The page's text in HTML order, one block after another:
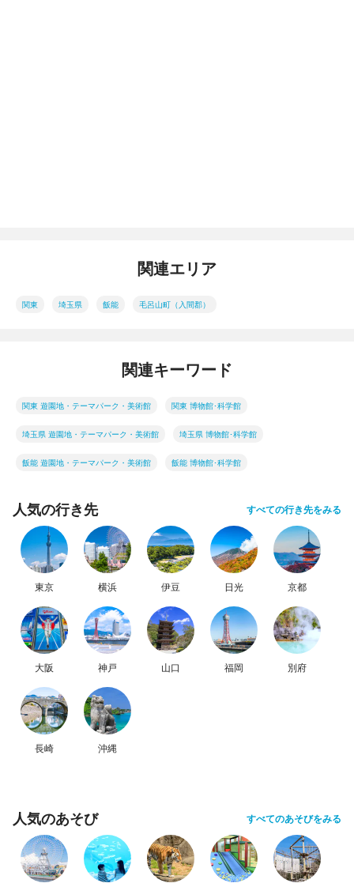
関連エリア
関東 埼玉県 飯能 毛呂山町（入間郡）
関連キーワード
関東 遊園地・テーマパーク・美術館 関東 博物館･科学館
埼玉県 遊園地・テーマパーク・美術館 埼玉県 博物館･科学館
飯能 遊園地・テーマパーク・美術館 飯能 博物館･科学館
人気の行き先 すべての行き先をみる
東京 横浜 伊豆 日光 京都
大阪 神戸 山口 福岡 別府
長崎 沖縄
人気のあそび すべてのあそびをみる